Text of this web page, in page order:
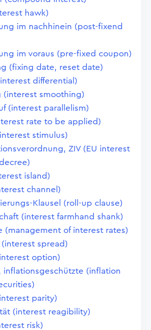
hawk)
im nachhinein (post-fixend
im voraus (pre-fixed coupon)
(fixing date, reset date)
differential)
(interest smoothing)
(interest parallelism)
rate to be applied)
stimulus)
ZIV (EU interest
island)
channel)
Klausel (roll-up clause)
(interest farmhand shank)
(management of interest rates)
spread)
option)
inflationsgeschützte (inflation
parity)
(interest reagibility)
risk)